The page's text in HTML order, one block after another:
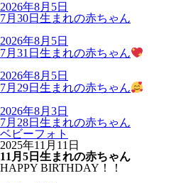
2026年8月5日
7月30日生まれの赤ちゃん
2026年8月5日
7月31日生まれの赤ちゃん
2026年8月5日
7月29日生まれの赤ちゃん
2026年8月3日
7月28日生まれの赤ちゃん
ベビーフォト
2025年11月11日
11月5日生まれの赤ちゃん
HAPPY BIRTHDAY！！